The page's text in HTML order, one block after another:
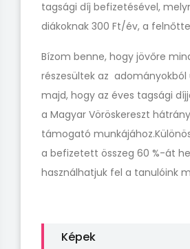
tagsági díj befizetésével,
diákoknak 300 Ft/év, a
Bízom benne, hogy jövőre
részesültek az adományokból
majd, hogy az éves tagsági
a Magyar Vöröskereszt
támogató
a befizetett összeg 60 %-át
használhatjuk fel a tanulóink
Képek